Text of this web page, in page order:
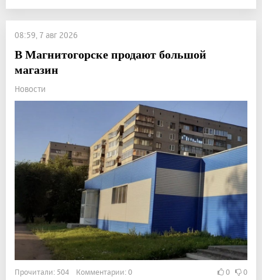
08:59, 7 авг 2026
В Магнитогорске продают большой
магазин
Новости
Прочитали: 504 Комментарии: 0 0 0